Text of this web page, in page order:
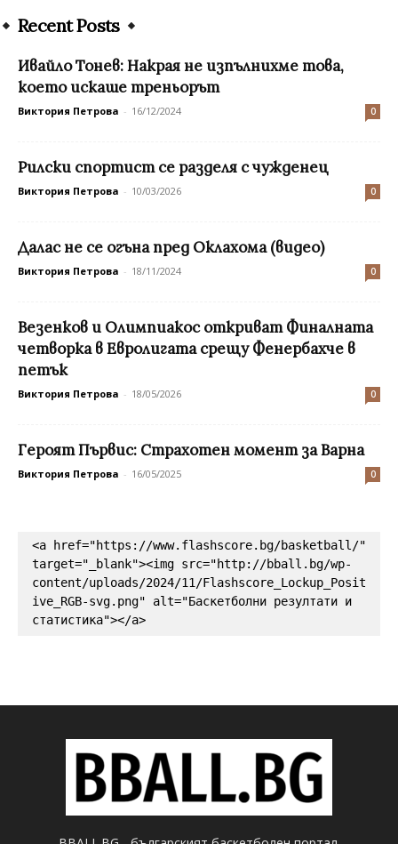
Recent Posts
Ивайло Тонев: Накрая не изпълнихме това,
което искаше треньорът
Виктория Петрова - 16/12/2024 0
Рилски спортист се разделя с чужденец
Виктория Петрова - 10/03/2026 0
Далас не се огъна пред Оклахома (видео)
Виктория Петрова - 18/11/2024 0
Везенков и Олимпиакос откриват Финалната
четворка в Евролигата срещу Фенербахче в
петък
Виктория Петрова - 18/05/2026 0
Героят Първис: Страхотен момент за Варна
Виктория Петрова - 16/05/2025 0
<a href="https://www.flashscore.bg/basketball/"
target="_blank"><img src="http://bball.bg/wp-
content/uploads/2024/11/Flashscore_Lockup_Posit
ive_RGB-svg.png" alt="Баскетболни резултати и
статистика"></a>